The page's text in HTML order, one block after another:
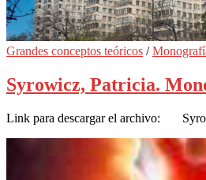
Grandes conceptos teóricos /
Syrowicz, Patricia.
Link para descargar el archivo: